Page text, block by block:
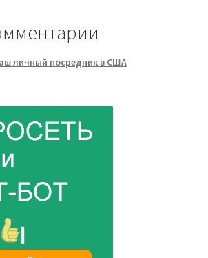
личный посредник в США